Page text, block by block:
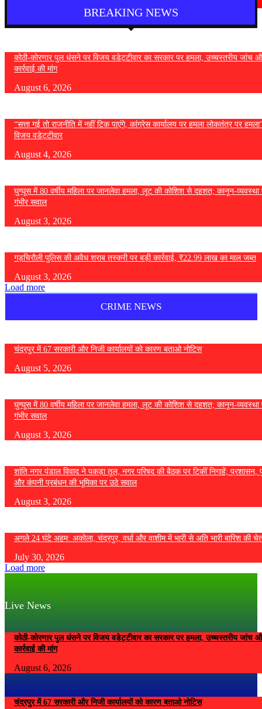
BREAKING NEWS
कोठी-कोरणार पुल धंसने पर विजय वडेट्टीवार का सरकार पर हमला, उच्चस्तरीय जांच
कार्रवाई की मांग
August 6, 2026
“सत्ता गई तो राजनीति में नहीं टिक पाएंगे, कांग्रेस कार्यालय पर हमला लोकतंत्र पर
विजय वडेट्टीवार
August 4, 2026
घुग्घूस में 80 वर्षीय महिला पर जानलेवा हमला, लूट की कोशिश से दहशत; कानून-व्यवस्था
गंभीर सवाल
August 3, 2026
गड़चिरौली पुलिस की अवैध शराब तस्करी पर बड़ी कार्रवाई, ₹22.99 लाख का माल जब्त
August 3, 2026
Load more
CRIME NEWS
चंद्रपुर में 67 सरकारी और निजी कार्यालयों को कारण बताओ नोटिस
August 5, 2026
घुग्घूस में 80 वर्षीय महिला पर जानलेवा हमला, लूट की कोशिश से दहशत; कानून-व्यवस्था
गंभीर सवाल
August 3, 2026
शांति नगर पंडाल विवाद ने पकड़ा तूल, नगर परिषद की बैठक पर टिकीं निगाहें; प्रशासन,
और कंपनी प्रबंधन की भूमिका पर उठे सवाल
August 3, 2026
अगले 24 घंटे अहम: अकोला, चंद्रपुर, वर्धा और वाशीम में भारी से अति भारी बारिश की
July 30, 2026
Load more
Live News
कोठी-कोरणार पुल धंसने पर विजय वडेट्टीवार का सरकार पर हमला, उच्चस्तरीय जांच
कार्रवाई की मांग
August 6, 2026
चंद्रपुर में 67 सरकारी और निजी कार्यालयों को कारण बताओ नोटिस